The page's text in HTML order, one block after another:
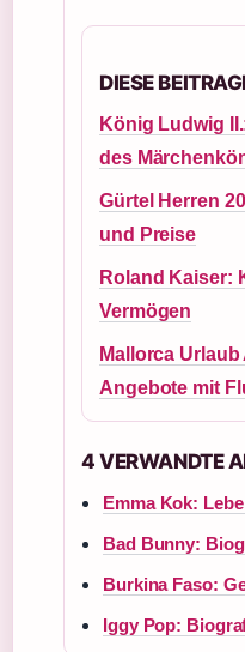
DIESE
König Ludwig
des
Gürtel Herren
und Preise
Roland Kaiser:
Vermögen
Mallorca
Angebote mit
4 VERWANDTE
Emma Kok:
Bad Bunny:
Burkina Faso:
Iggy Pop: